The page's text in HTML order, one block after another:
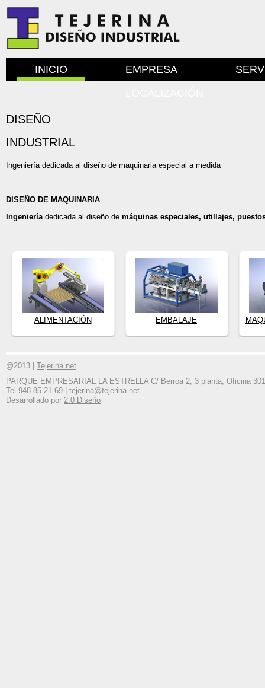
INICIO EMPRESA
DISEÑO
INDUSTRIAL
Ingeniería dedicada al diseño de maquinaria especial a medida
DISEÑO DE MAQUINARIA
Ingenieríadedicada al diseño de máquinas especiales, utillajes,
ALIMENTACIÓN EMBALAJE
@2013 | Tejerina.net
PARQUE EMPRESARIAL LA ESTRELLA C/ Berroa 2, 3 planta, Oficina
Tel 948 85 21 69 | tejerina@tejerina.net
Desarrollado por 2.0 Diseño